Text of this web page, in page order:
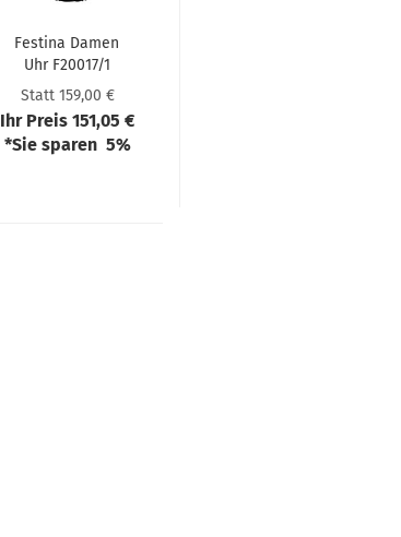
Festi­na Damen
Uhr F20017/1
Statt 159,00 €
Ihr Preis 151,05 €
*Sie sparen 5%